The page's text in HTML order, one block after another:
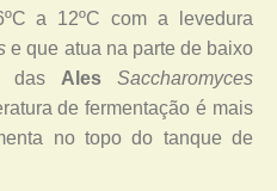
a 12ºC com a levedura
e que atua na parte de baixo
das AlesSaccharomyces
de fermentação é mais
no topo do tanque de